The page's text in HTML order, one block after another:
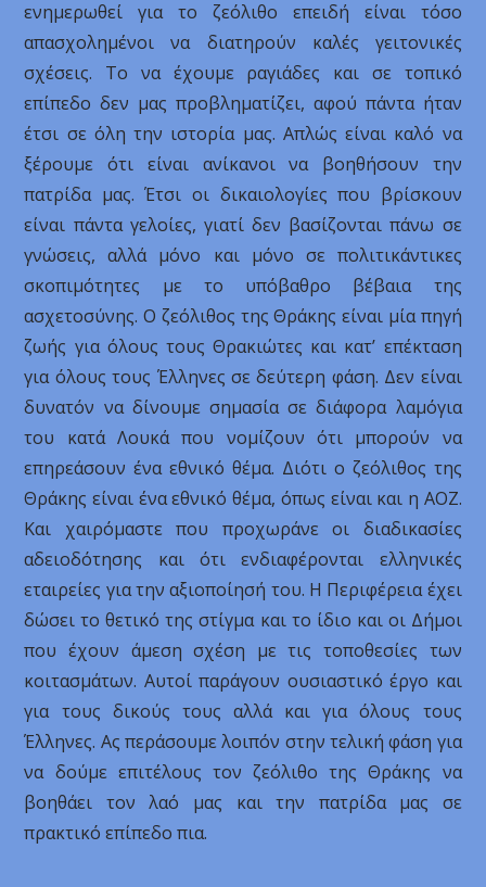
ενημερωθεί για το ζεόλιθο επειδή είναι τόσο
απασχολημένοι να διατηρούν καλές γειτονικές
σχέσεις. Το να έχουμε ραγιάδες και σε τοπικό
επίπεδο δεν μας προβληματίζει, αφού πάντα ήταν
έτσι σε όλη την ιστορία μας. Απλώς είναι καλό να
ξέρουμε ότι είναι ανίκανοι να βοηθήσουν την
πατρίδα μας. Έτσι οι δικαιολογίες που βρίσκουν
είναι πάντα γελοίες, γιατί δεν βασίζονται πάνω σε
γνώσεις, αλλά μόνο και μόνο σε πολιτικάντικες
σκοπιμότητες με το υπόβαθρο βέβαια της
ασχετοσύνης. Ο ζεόλιθος της Θράκης είναι μία πηγή
ζωής για όλους τους Θρακιώτες και κατ’ επέκταση
για όλους τους Έλληνες σε δεύτερη φάση. Δεν είναι
δυνατόν να δίνουμε σημασία σε διάφορα λαμόγια
του κατά Λουκά που νομίζουν ότι μπορούν να
επηρεάσουν ένα εθνικό θέμα. Διότι ο ζεόλιθος της
Θράκης είναι ένα εθνικό θέμα, όπως είναι και η ΑΟΖ.
Και χαιρόμαστε που προχωράνε οι διαδικασίες
αδειοδότησης και ότι ενδιαφέρονται ελληνικές
εταιρείες για την αξιοποίησή του. Η Περιφέρεια έχει
δώσει το θετικό της στίγμα και το ίδιο και οι Δήμοι
που έχουν άμεση σχέση με τις τοποθεσίες των
κοιτασμάτων. Αυτοί παράγουν ουσιαστικό έργο και
για τους δικούς τους αλλά και για όλους τους
Έλληνες. Ας περάσουμε λοιπόν στην τελική φάση για
να δούμε επιτέλους τον ζεόλιθο της Θράκης να
βοηθάει τον λαό μας και την πατρίδα μας σε
πρακτικό επίπεδο πια.